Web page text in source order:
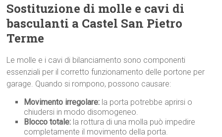
Sostituzione di molle e cavi di
basculanti a Castel San Pietro
Terme
Le molle e i cavi di bilanciamento sono componenti
essenziali per il corretto funzionamento delle portone per
garage. Quando si rompono, possono causare:
Movimento irregolare: la porta potrebbe aprirsi o
chiudersi in modo disomogeneo.
Blocco totale: la rottura di una molla può impedire
completamente il movimento della porta.